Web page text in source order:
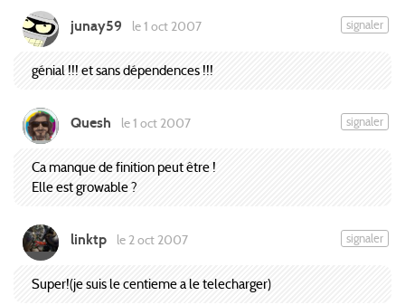
junay59 le 1 oct 2007 signaler
génial !!! et sans dépendences !!!
Quesh le 1 oct 2007 signaler
Ca manque de finition peut être !
Elle est growable ?
linktp le 2 oct 2007 signaler
Super!(je suis le centieme a le telecharger)